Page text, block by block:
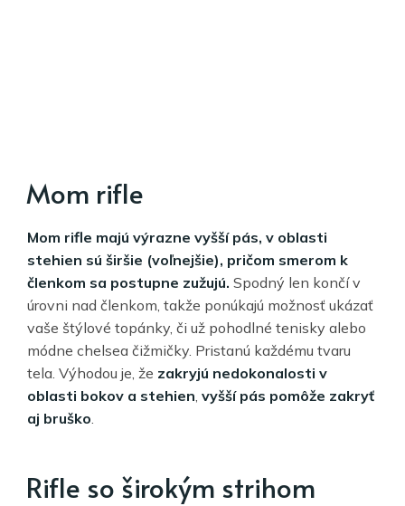
Mom rifle
Mom rifle majú výrazne vyšší pás, v oblasti
stehien sú širšie (voľnejšie), pričom smerom k
členkom sa postupne zužujú. Spodný len končí v
úrovni nad členkom, takže ponúkajú možnosť ukázať
vaše štýlové topánky, či už pohodlné tenisky alebo
módne chelsea čižmičky. Pristanú každému tvaru
tela. Výhodou je, že zakryjú nedokonalosti v
oblasti bokov a stehien vyšší pás pomôže zakryť
aj bruško
Rifle so širokým strihom